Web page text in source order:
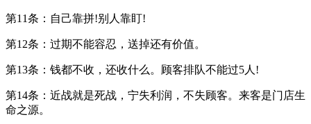
第11条：自己靠拼!别人靠盯!
第12条：过期不能容忍，送掉还有价值。
第13条：钱都不收，还收什么。顾客排队不能过5人!
第14条：近战就是死战，宁失利润，不失顾客。来客是门店生
命之源。